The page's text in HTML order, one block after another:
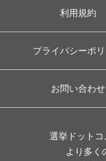
利用規約
プライバシーポ
お問い合わせ
選挙ドットコ
より多く